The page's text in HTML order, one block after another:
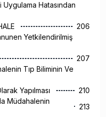
Hatasından
206
Yetkilendirilmiş
207
Tıp Biliminin Ve
Yapılması
210
Müdahalenin
213